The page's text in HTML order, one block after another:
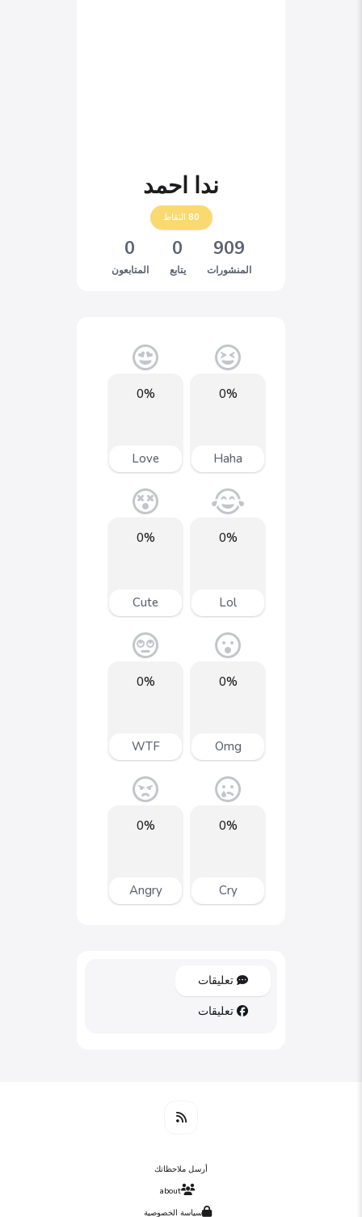
ندا احمد
80 النقاط
909
المنشورات
0
يتابع
0
المتابعون
0%
Haha
0%
Love
0%
Lol
0%
Cute
0%
Omg
0%
WTF
0%
Cry
0%
Angry
تعليقات
تعليقات
أرسل ملاحظاتك
about
سياسة الخصوصية